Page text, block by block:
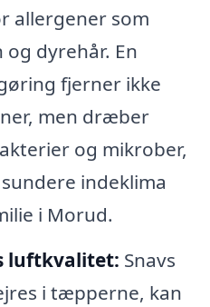
allergener som
dyrehår. En
fjerner ikke
men dræber
og mikrober,
indeklima
i Morud.
luftkvalitet: Snavs
i tæpperne, kan